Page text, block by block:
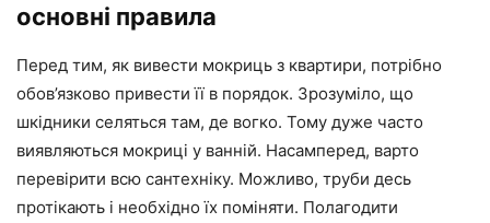
основні правила
Перед тим, як вивести мокриць з квартири, потрібно
обов’язково привести її в порядок. Зрозуміло, що
шкідники селяться там, де вогко. Тому дуже часто
виявляються мокриці у ванній. Насамперед, варто
перевірити всю сантехніку. Можливо, труби десь
протікають і необхідно їх поміняти. Полагодити